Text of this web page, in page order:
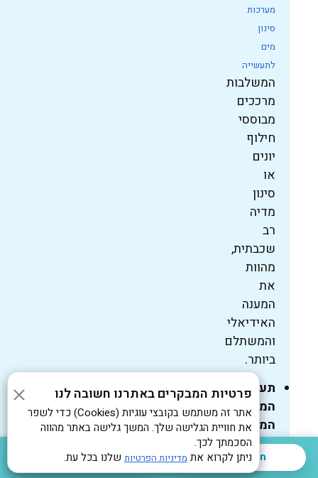
מערכות
סינון
מים
לתעשייה
המשלבות
מרככים
מבוססי
חילוף
יונים
או
סינון
מדיה
רב
שכבתית,
מהוות
את
המענה
האידיאלי
והמשתלם
ביותר.
תעשיית
המזון,
המשקאות
והמסעדנות:
כאן
חייגו עכשיו השאירו הודעה
פרטיות המבקרים באתרנו חשובה לנו
אתר זה משתמש בקובצי עוגיות (Cookies) כדי לשפר
את חוויית הגלישה שלך. המשך גלישה באתר מהווה
הסכמתך לכך.
ניתן לקרוא את מדיניות הפרטיות שלנו בכל עת.